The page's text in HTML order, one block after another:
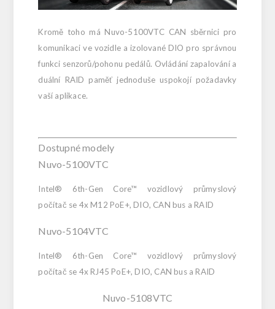
Kromě toho má Nuvo-5100VTC CAN sběrnici pro
komunikaci ve vozidle a izolované DIO pro správnou
funkci senzorů/pohonu pedálů. Ovládání zapalování a
duální RAID paměť jednoduše uspokojí požadavky
vaší aplikace.
Dostupné modely
Nuvo-5100VTC
Intel® 6th-Gen Core™ vozidlový průmyslový
počítač se 4x M12 PoE+, DIO, CAN bus a RAID
Nuvo-5104VTC
Intel® 6th-Gen Core™ vozidlový průmyslový
počítač se 4x RJ45 PoE+, DIO, CAN bus a RAID
Nuvo-5108VTC